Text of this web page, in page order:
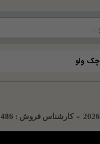
چک ولو
2026
-کارشناس فروش : 02166479486